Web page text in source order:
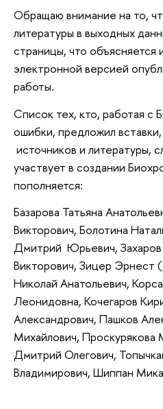
Обращаю внимание на то,
литературы в выходных
страницы, что объясняется
электронной версией
работы.
Список тех, кто, работая с
ошибки, предложил
источников и литературы,
участвует в создании
пополняется:
Базарова Татьяна
Викторович, Болотина
Дмитрий Юрьевич,
Викторович, Зицер Эрнест
Николай Анатольевич,
Леонидовна, Кочегаров
Александрович, Пашков
Михайлович, Проскурякова
Дмитрий Олегович,
Владимирович, Шиппан